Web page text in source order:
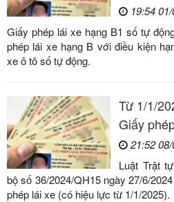
19:54
Giấy phép lái xe hạng B1 số tự
phép lái xe hạng B với điều kiện
xe ô tô số tự động.
Từ 1/1/
Giấy
21:52
Luật Trật
bộ số 36/2024/QH15 ngày 27/6/
phép lái xe (có hiệu lực từ 1/1/2025).